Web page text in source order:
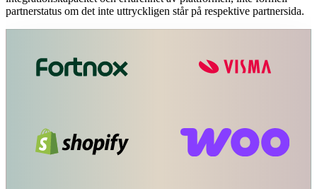
partnerstatus om det inte uttryckligen står på respektive partnersida.